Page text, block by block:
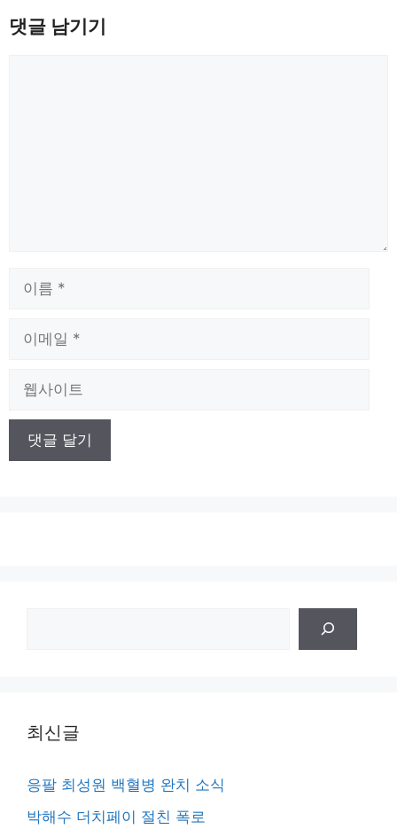
댓글 남기기
최신글
응팔 최성원 백혈병 완치 소식
박해수 더치페이 절친 폭로